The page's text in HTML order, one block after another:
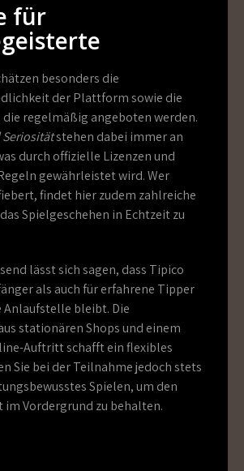
für
besonders die
der Plattform sowie die
regelmäßig angeboten werden.
stehen dabei immer an
durch offizielle Lizenzen und
gewährleistet wird. Wer
findet hier zudem zahlreiche
Spielgeschehen in Echtzeit zu
lässt sich sagen, dass Tipico
als auch für erfahrene Tipper
bleibt. Die
stationären Shops und einem
Auftritt schafft ein flexibles
Sie bei der Teilnahme jedoch stets
Spielen, um den
im Vordergrund zu behalten.